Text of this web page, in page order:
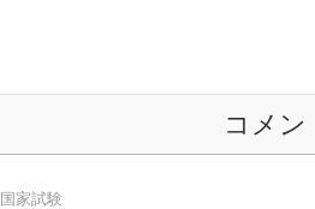
コメン
国家試験